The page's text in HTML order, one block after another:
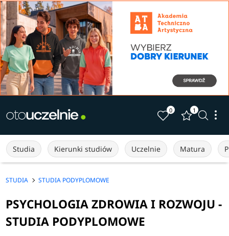
0 1
Studia Kierunki studiów Uczelnie Matura
STUDIA STUDIA PODYPLOMOWE
PSYCHOLOGIA ZDROWIA I ROZWOJU -
STUDIA PODYPLOMOWE